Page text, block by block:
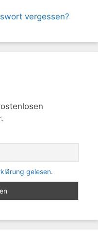
vergessen?
gelesen.